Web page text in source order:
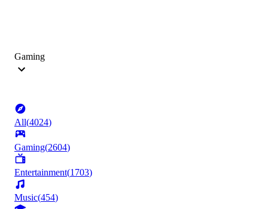
Gaming
All(4024)
Gaming(2604)
Entertainment(1703)
Music(454)